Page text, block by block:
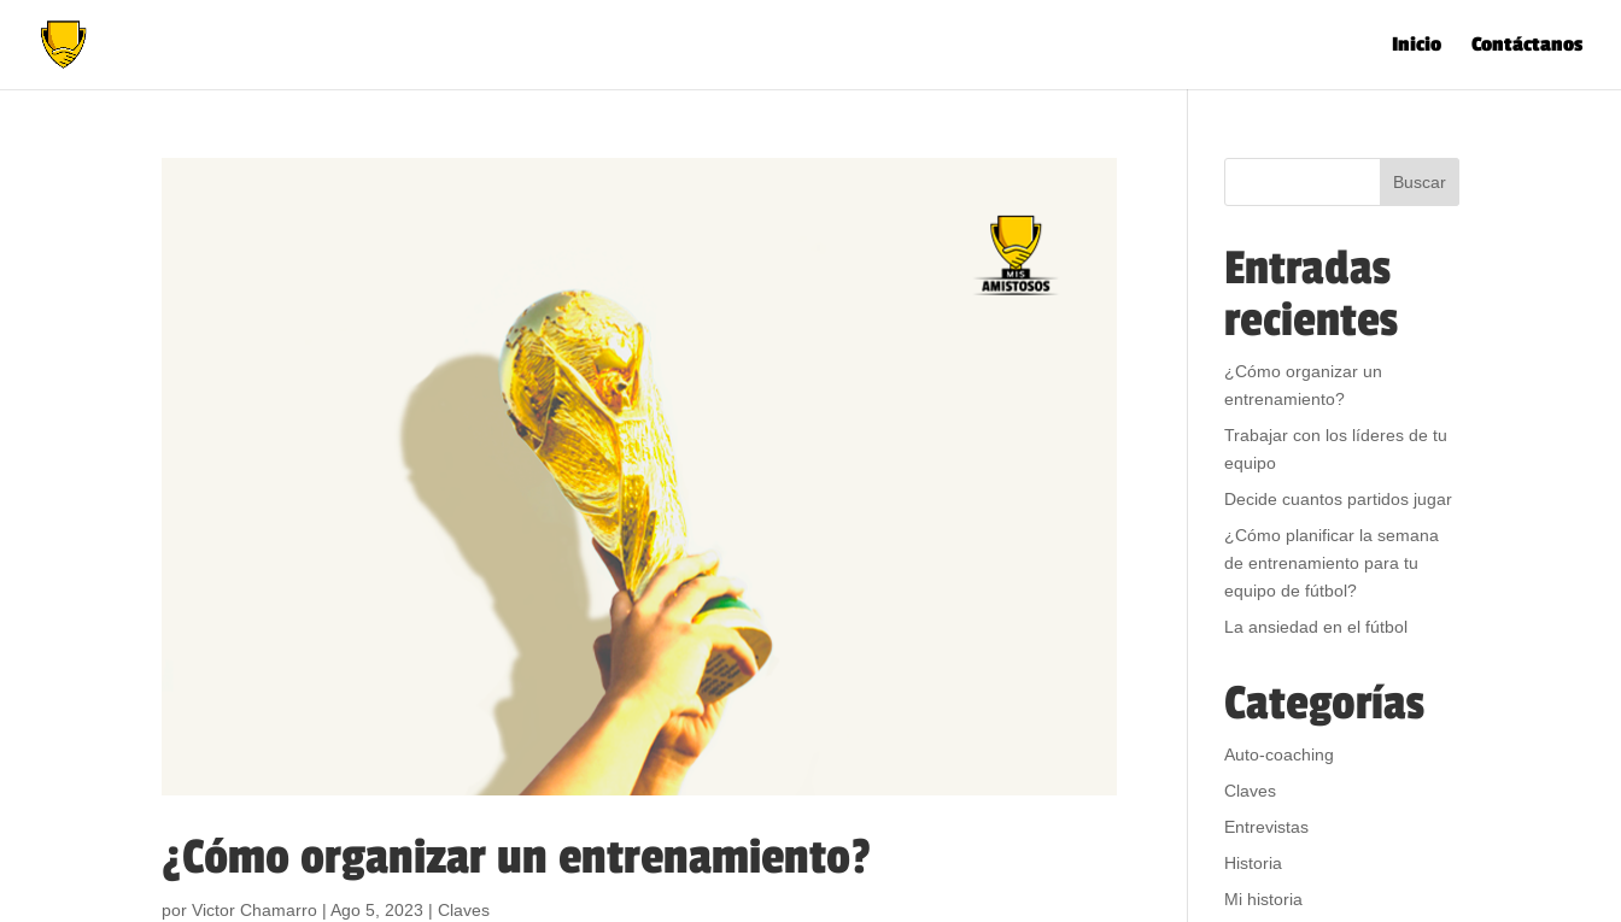
Inicio Contáctanos
¿Cómo organizar un entrenamiento?
porVictor Chamarro |Ago 5, 2023 |Claves
Entradas
recientes
¿Cómo organizar un
entrenamiento?
Trabajar con los líderes de tu
equipo
Decide cuantos partidos jugar
¿Cómo planificar la semana
de entrenamiento para tu
equipo de fútbol?
La ansiedad en el fútbol
Categorías
Auto-coaching
Claves
Entrevistas
Historia
Mi historia